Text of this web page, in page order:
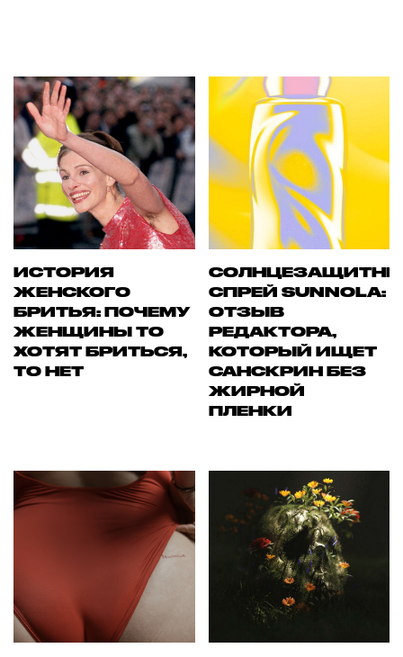
ИСТОРИЯ
ЖЕНСКОГО
БРИТЬЯ: ПОЧЕМУ
ЖЕНЩИНЫ ТО
ХОТЯТ БРИТЬСЯ,
ТО НЕТ
СПРЕЙ SUNNOLA:
ОТЗЫВ
РЕДАКТОРА,
КОТОРЫЙ ИЩЕТ
САНСКРИН БЕЗ
ЖИРНОЙ
ПЛЕНКИ